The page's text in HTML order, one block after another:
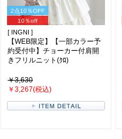
2点10％OFF
10％off
[ INGNI ]
【WEB限定】【一部カラー予
約受付中】チョーカー付肩開
きフリルニット(ｸﾛ)
￥3,630
￥3,267(税込)